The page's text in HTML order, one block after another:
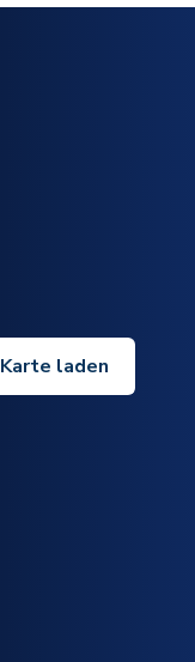
Karte laden